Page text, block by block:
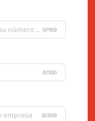
0/100
0/100
0/200